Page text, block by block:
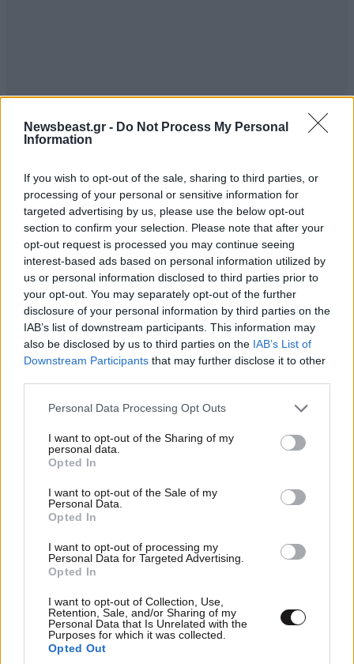
Newsbeast.gr - Do Not Process My Personal
Information
If you wish to opt-out of the sale, sharing to third parties, or
processing of your personal or sensitive information for
targeted advertising by us, please use the below opt-out
section to confirm your selection. Please note that after your
opt-out request is processed you may continue seeing
interest-based ads based on personal information utilized by
us or personal information disclosed to third parties prior to
your opt-out. You may separately opt-out of the further
disclosure of your personal information by third parties on the
IAB’s list of downstream participants. This information may
also be disclosed by us to third parties on the IAB’s List of
Downstream Participants that may further disclose it to other
Please note that this website/app uses one or more Google
not limited to your visit or usage behaviour. You may click to
grant or deny consent to Google and its third-party tags to
use your data for below specified purposes in below Google
consent section.
Personal Data Processing Opt Outs
I want to opt-out of the Sharing of my
personal data.
Opted In
I want to opt-out of the Sale of my
Personal Data.
Opted In
I want to opt-out of processing my
Personal Data for Targeted Advertising.
Opted In
I want to opt-out of Collection, Use,
Retention, Sale, and/or Sharing of my
Personal Data that Is Unrelated with the
Purposes for which it was collected.
Opted Out
Ρίτσαρντ Γκιρ: Σάλος για τη διαφορά 48 ετών
με τη συμπρωταγωνίστριά του – «Θα μπορούσε
να είναι εγγονή του»